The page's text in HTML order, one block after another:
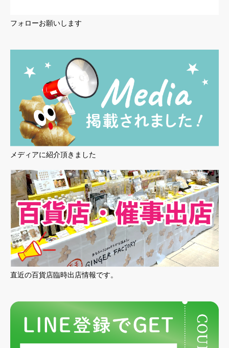
フォローお願いします
メディアに紹介頂きました
直近の百貨店臨時出店情報です。